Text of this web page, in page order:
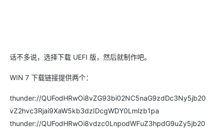
话不多说，选择下载 UEFI 版，然后就制作吧。
WIN 7 下载链接提供两个：
thunder://QUFodHRwOi8vZG93bi02NC5naG9zdDc3Ny5jb20
vZ2hvc3Rjai9XaW5kb3dzIDcgWDY0Lmlzb1pa
thunder://QUFodHRwOi8vdzc0LnpodWFuZ3hpdG9uZy5jb20